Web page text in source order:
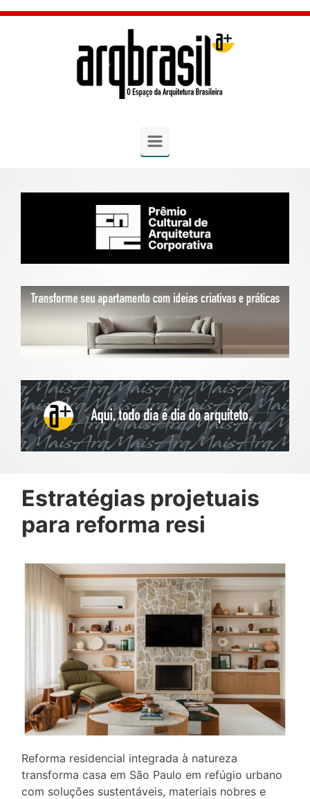
Skip to main content
Estratégias projetuais
para reforma resi
Reforma residencial integrada à natureza
transforma casa em São Paulo em refúgio urbano
com soluções sustentáveis, materiais nobres e